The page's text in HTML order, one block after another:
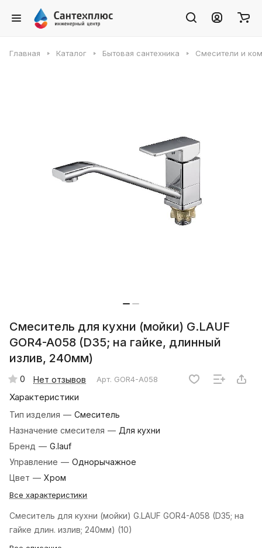
Главная Каталог Бытовая сантехника Смесители и
Смеситель для кухни (мойки) G.LAUF
GOR4-A058 (D35; на гайке, длинный
излив, 240мм)
0 Нет отзывов Арт. GOR4-A058
Характеристики
Тип изделия — Смеситель
Назначение смесителя — Для кухни
Бренд — G.lauf
Управление — Однорычажное
Цвет — Хром
Все характеристики
Смеситель для кухни (мойки) G.LAUF GOR4-A058 (D35; на
гайке длин. излив; 240мм) (10)